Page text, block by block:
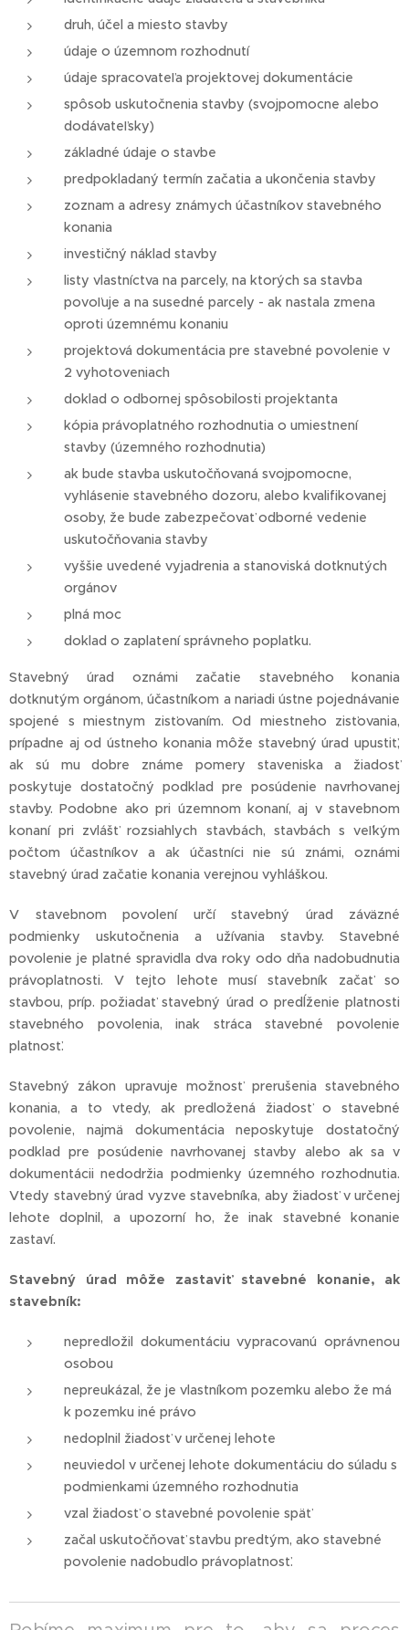
druh, účel a miesto stavby
údaje o územnom rozhodnutí
údaje spracovateľa projektovej dokumentácie
spôsob uskutočnenia stavby (svojpomocne alebo
dodávateľsky)
základné údaje o stavbe
predpokladaný termín začatia a ukončenia stavby
zoznam a adresy známych účastníkov stavebného
konania
investičný náklad stavby
listy vlastníctva na parcely, na ktorých sa stavba
povoľuje a na susedné parcely - ak nastala zmena
oproti územnému konaniu
projektová dokumentácia pre stavebné povolenie v
2 vyhotoveniach
doklad o odbornej spôsobilosti projektanta
kópia právoplatného rozhodnutia o umiestnení
stavby (územného rozhodnutia)
ak bude stavba uskutočňovaná svojpomocne,
vyhlásenie stavebného dozoru, alebo kvalifikovanej
osoby, že bude zabezpečovať odborné vedenie
uskutočňovania stavby
vyššie uvedené vyjadrenia a stanoviská dotknutých
orgánov
plná moc
doklad o zaplatení správneho poplatku.
Stavebný úrad oznámi začatie stavebného konania
dotknutým orgánom, účastníkom a nariadi ústne pojednávanie
spojené s miestnym zisťovaním. Od miestneho zisťovania,
prípadne aj od ústneho konania môže stavebný úrad upustiť,
ak sú mu dobre známe pomery staveniska a žiadosť
poskytuje dostatočný podklad pre posúdenie navrhovanej
stavby. Podobne ako pri územnom konaní, aj v stavebnom
konaní pri zvlášť rozsiahlych stavbách, stavbách s veľkým
počtom účastníkov a ak účastníci nie sú známi, oznámi
stavebný úrad začatie konania verejnou vyhláškou.
V stavebnom povolení určí stavebný úrad záväzné
podmienky uskutočnenia a užívania stavby. Stavebné
povolenie je platné spravidla dva roky odo dňa nadobudnutia
právoplatnosti. V tejto lehote musí stavebník začať so
stavbou, príp. požiadať stavebný úrad o predĺženie platnosti
stavebného povolenia, inak stráca stavebné povolenie
platnosť.
Stavebný zákon upravuje možnosť prerušenia stavebného
konania, a to vtedy, ak predložená žiadosť o stavebné
povolenie, najmä dokumentácia neposkytuje dostatočný
podklad pre posúdenie navrhovanej stavby alebo ak sa v
dokumentácii nedodržia podmienky územného rozhodnutia.
Vtedy stavebný úrad vyzve stavebníka, aby žiadosť v určenej
lehote doplnil, a upozorní ho, že inak stavebné konanie
zastaví.
Stavebný úrad môže zastaviť stavebné konanie, ak
stavebník:
nepredložil dokumentáciu vypracovanú oprávnenou
osobou
nepreukázal, že je vlastníkom pozemku alebo že má
k pozemku iné právo
nedoplnil žiadosť v určenej lehote
neuviedol v určenej lehote dokumentáciu do súladu s
podmienkami územného rozhodnutia
vzal žiadosť o stavebné povolenie späť
začal uskutočňovať stavbu predtým, ako stavebné
povolenie nadobudlo právoplatnosť.